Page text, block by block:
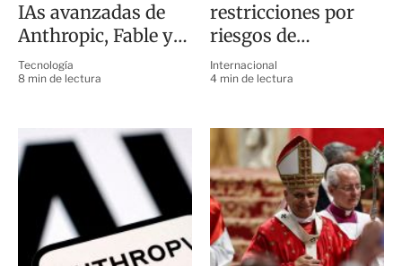
IAs avanzadas de
Anthropic, Fable y
Mythos
Tecnología
8 min de lectura
restricciones por
riesgos de
ciberseguridad y
biología
Internacional
4 min de lectura